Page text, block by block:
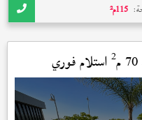
115م²
2 استلام فوري